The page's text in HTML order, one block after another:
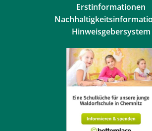
Erstinformationen
Hinweisgebersystem